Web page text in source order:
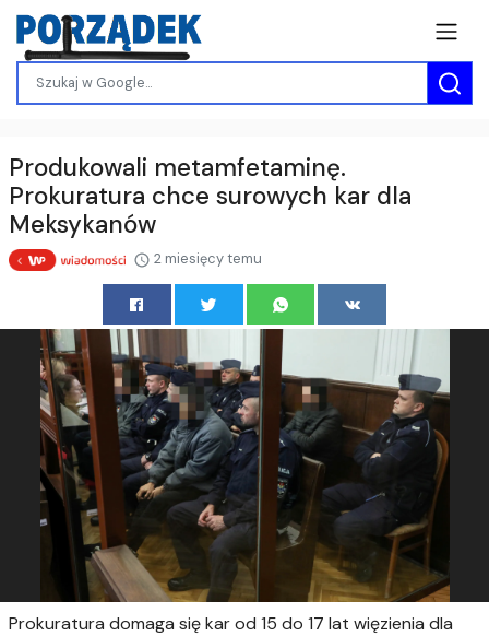
Produkowali metamfetaminę.
Prokuratura chce surowych kar dla
Meksykanów
2 miesięcy temu
Prokuratura domaga się kar od 15 do 17 lat więzienia dla